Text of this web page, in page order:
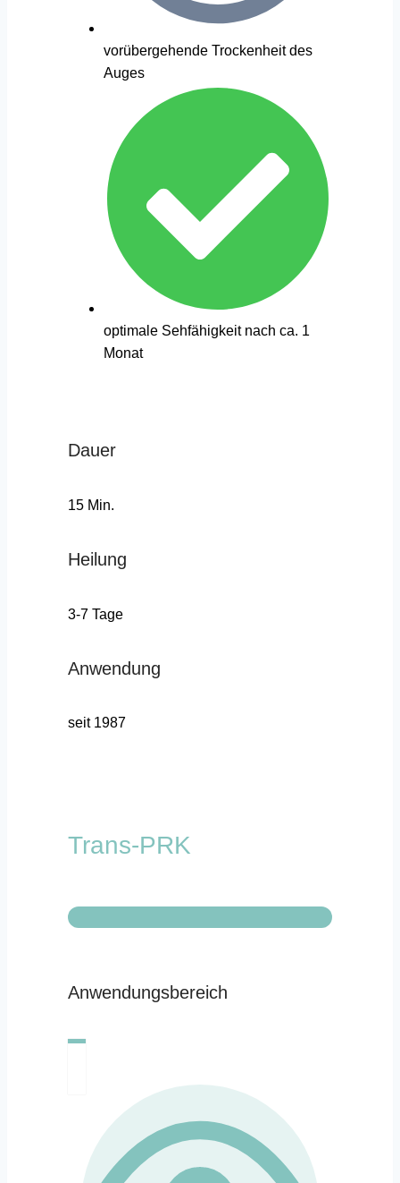
vorübergehende Trockenheit des
Auges
optimale Sehfähigkeit nach ca. 1
Monat
Dauer
15 Min.
Heilung
3-7 Tage
Anwendung
seit 1987
Trans-PRK
Anwendungsbereich